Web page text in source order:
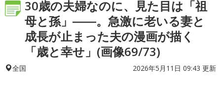
30歳の夫婦なのに、見た目は「祖
母と孫」――。急激に老いる妻と
成長が止まった夫の漫画が描く
「歳と幸せ」(画像69/73)
全国 2026年5月11日 09:43 更新